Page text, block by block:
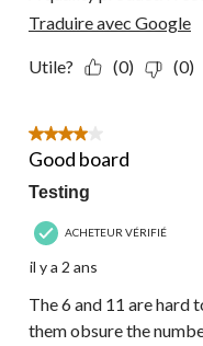
Traduire avec Google
Utile? (0) (0)
4 étoile(s) sur 5.
Good board
Testing
ACHETEUR VÉRIFIÉ
il y a 2 ans
The 6 and 11 are hard
them obsure the